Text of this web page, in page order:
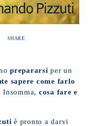
SHARE
prepararsi per un
sapere come farlo
Insomma, cosa fare e
è pronto a darvi